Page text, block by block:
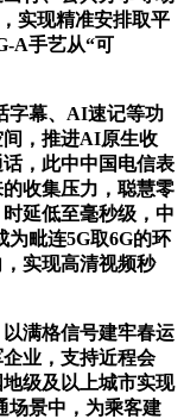
实现精准安排取平
A手艺从“可
幕、AI速记等功
，推进AI原生收
，此中中国电信表
收集压力，聪慧零
延低至毫秒级，中
为毗连5G取6G的环
实现高清视频秒
满格信号建牢春运
业，支持近程会
级及以上城市实现
场景中，为乘客建